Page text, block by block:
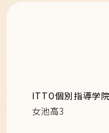
ITTO個別指導学院
女池高3